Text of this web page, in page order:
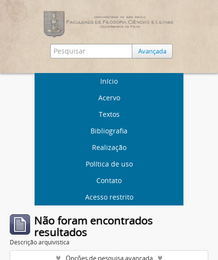
Avançada
Início
Acervo
Textos
Bibliografia
Realização
Política de uso
Contato
Acesso restrito
Não foram encontrados
resultados
Descrição arquivística
Opções de pesquisa avançada